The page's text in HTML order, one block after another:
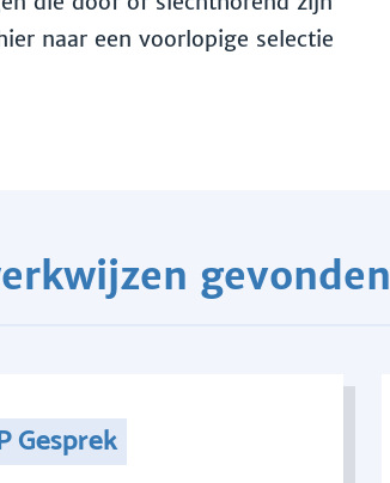
naar een voorlopige selectie
gevonden
Gesprek